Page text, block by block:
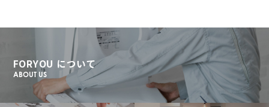
FORYOU について
ABOUT US